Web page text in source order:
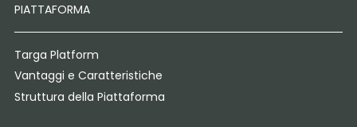
PIATTAFORMA
Targa Platform
Vantaggi e Caratteristiche
Struttura della Piattaforma